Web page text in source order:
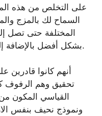
السماح لك بالمزج
المختلفة حتى تصل
بشكل أفضل بالإضافة إلى متطلبات التخزين الخاصة بك.
تحقيق وهم الرفوف